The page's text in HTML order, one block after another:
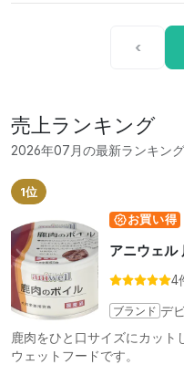
‹
売上ランキング
2026年07月の最新ランキング
1位
お買い得
アニウェル
4
ブランド デ
鹿肉をひと口サイズにカット
ウェットフードです。